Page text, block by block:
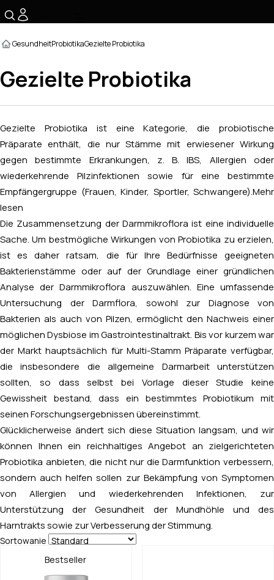
GesundheitProbiotikaGezielte Probiotika
Gezielte Probiotika
Gezielte Probiotika ist eine Kategorie, die probiotische
Präparate enthält, die nur Stämme mit erwiesener Wirkung
gegen bestimmte Erkrankungen, z. B. IBS, Allergien oder
wiederkehrende Pilzinfektionen sowie für eine bestimmte
Empfängergruppe (Frauen, Kinder, Sportler, Schwangere). Mehr
lesen
Die Zusammensetzung der Darmmikroflora ist eine individuelle
Sache. Um bestmögliche Wirkungen von Probiotika zu erzielen,
ist es daher ratsam, die für Ihre Bedürfnisse geeigneten
Bakterienstämme oder auf der Grundlage einer gründlichen
Analyse der Darmmikroflora auszuwählen. Eine umfassende
Untersuchung der Darmflora, sowohl zur Diagnose von
Bakterien als auch von Pilzen, ermöglicht den Nachweis einer
möglichen Dysbiose im Gastrointestinaltrakt. Bis vor kurzem war
der Markt hauptsächlich für Multi-Stamm Präparate verfügbar,
die insbesondere die allgemeine Darmarbeit unterstützen
sollten, so dass selbst bei Vorlage dieser Studie keine
Gewissheit bestand, dass ein bestimmtes Probiotikum mit
seinen Forschungsergebnissen übereinstimmt.
Glücklicherweise ändert sich diese Situation langsam, und wir
können Ihnen ein reichhaltiges Angebot an zielgerichteten
Probiotika anbieten, die nicht nur die Darmfunktion verbessern,
sondern auch helfen sollen zur Bekämpfung von Symptomen
von Allergien und wiederkehrenden Infektionen, zur
Unterstützung der Gesundheit der Mundhöhle und des
Harntrakts sowie zur Verbesserung der Stimmung.
Sortowanie
Bestseller